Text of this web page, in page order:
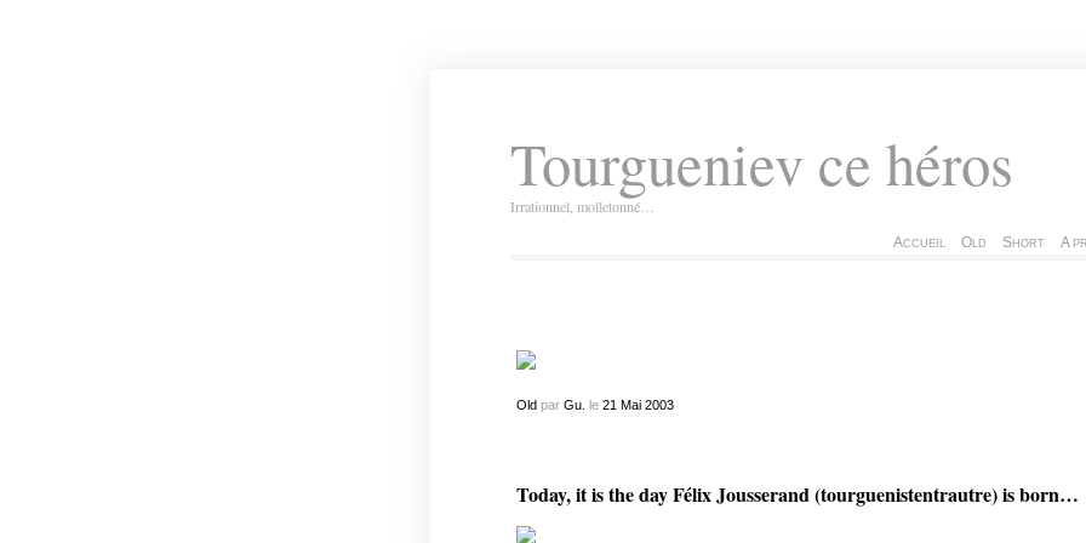
Tourgueniev ce héros
Irrationnel, molletonné…
Accueil Old Short A
Oldpar Gu. le 21 Mai 2003
Today, it is the day Félix Jousserand (tourguenistentrautre) is born…